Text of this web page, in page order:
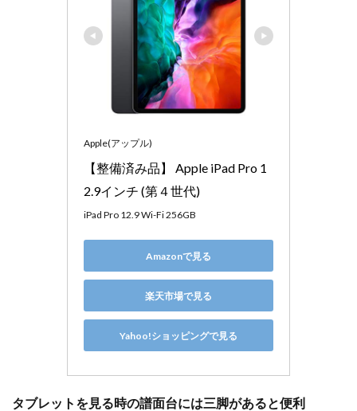
Apple(アップル)
【整備済み品】 Apple iPad Pro 1
2.9インチ (第４世代)
iPad Pro 12.9 Wi-Fi 256GB
Amazonで見る
楽天市場で見る
Yahoo!ショッピングで見る
タブレットを見る時の譜面台には三脚があると便利